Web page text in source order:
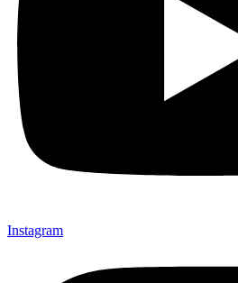
Instagram